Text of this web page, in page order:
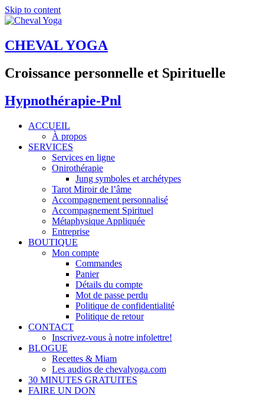
Skip to content
CHEVAL YOGA
Croissance personnelle et Spirituelle
Hypnothérapie-Pnl
ACCUEIL
À propos
SERVICES
Services en ligne
Onirothérapie
Jung symboles et archétypes
Tarot Miroir de l’âme
Accompagnement personnalisé
Accompagnement Spirituel
Métaphysique Appliquée
Entreprise
BOUTIQUE
Mon compte
Commandes
Panier
Détails du compte
Mot de passe perdu
Politique de confidentialité
Politique de retour
CONTACT
Inscrivez-vous à notre infolettre!
BLOGUE
Recettes & Miam
Les audios de chevalyoga.com
30 MINUTES GRATUITES
FAIRE UN DON